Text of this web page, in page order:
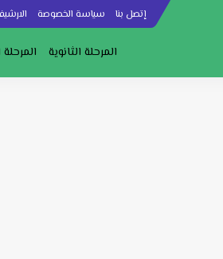
إتصل بنا سياسة الخصوصة
المرحلة الثانوية المرحلة